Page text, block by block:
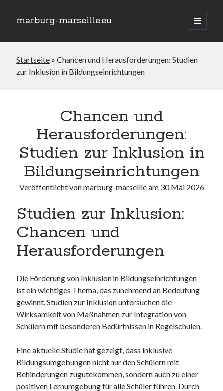
marburg-marseille.eu
öffnen
Seitenleiste
Suchen
Traumurlaub am Meer: Rollstuhlgerechte Ferienwohnung für
barrierefreie Erholung
Das AfD Wahlprogramm zur Inklusion: Chancen und
Herausforderungen
Die Schlüsselrolle von Fachkräften in der Integration und Inklusion
Studierenden
Geistige Behinderung und Inklusion: Gemeinsam Barrieren
überwinden
Neueste Kommentare
Archiv
August 2026
Juli 2026
Juni 2026
Mai 2026
März 2026
Februar 2026
Januar 2026
Dezember 2025
Startseite »Chancen und Herausforderungen: Studien
zur Inklusion in Bildungseinrichtungen
Chancen und
Herausforderungen:
Studien zur Inklusion in
Bildungseinrichtungen
Veröffentlicht vonmarburg-marseilleam 30 Mai 2026
Studien zur Inklusion:
Chancen und
Herausforderungen
Die Förderung von Inklusion in Bildungseinrichtungen
ist ein wichtiges Thema, das zunehmend an Bedeutung
gewinnt. Studien zur Inklusion untersuchen die
Wirksamkeit von Maßnahmen zur Integration von
Schülern mit besonderen Bedürfnissen in Regelschulen.
Eine aktuelle Studie hat gezeigt, dass inklusive
Bildungsumgebungen nicht nur den Schülern mit
Behinderungen zugutekommen, sondern auch zu einer
positiven Lernumgebung für alle Schüler führen. Durch